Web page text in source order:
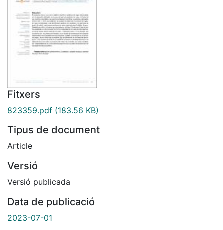
Fitxers
823359.pdf (183.56 KB)
Tipus de document
Article
Versió
Versió publicada
Data de publicació
2023-07-01